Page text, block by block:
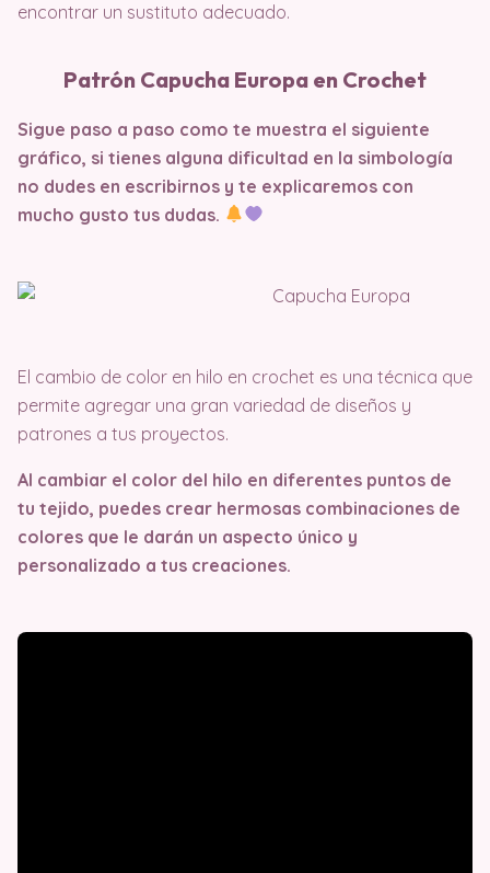
encontrar un sustituto adecuado.
Patrón Capucha Europa en Crochet
Sigue paso a paso como te muestra el siguiente
gráfico, si tienes alguna dificultad en la simbología
no dudes en escribirnos y te explicaremos con
mucho gusto tus dudas.
El cambio de color en hilo en crochet es una técnica que
permite agregar una gran variedad de diseños y
patrones a tus proyectos.
Al cambiar el color del hilo en diferentes puntos de
tu tejido, puedes crear hermosas combinaciones de
colores que le darán un aspecto único y
personalizado a tus creaciones.